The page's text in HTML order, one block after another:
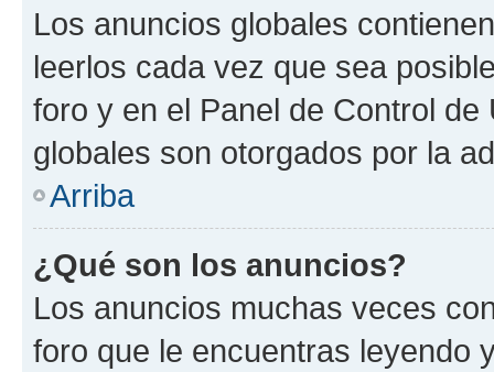
Los anuncios globales
leerlos cada vez que sea
foro y en el Panel de Control
globales son otorgados por la
Arriba
¿Qué son los anuncios?
Los anuncios muchas veces
foro que le encuentras leyendo